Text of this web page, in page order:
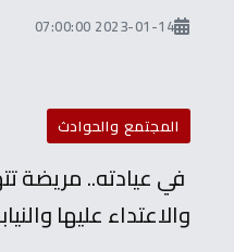
2023-01-14 07:00:00
المجتمع والحوادث
في عيادته.. مريضة
والاعتداء عليها